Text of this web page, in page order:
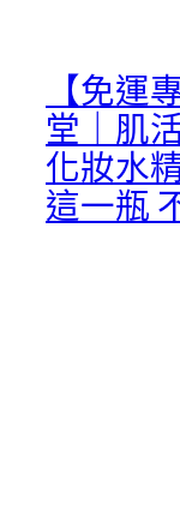
【免運
堂｜肌
化妝水
這一瓶